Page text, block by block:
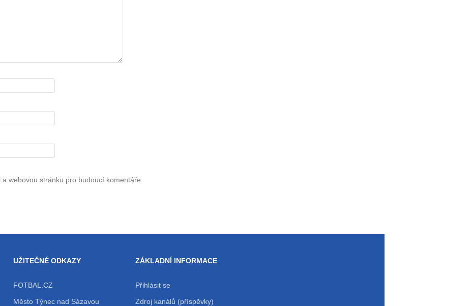
webovou stránku pro budoucí komentáře.
UŽITEČNÉ ODKAZY
FOTBAL.CZ
Město Týnec nad Sázavou
ZÁKLADNÍ INFORMACE
Přihlásit se
Zdroj kanálů (příspěvky)